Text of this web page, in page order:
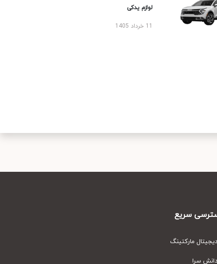
لوازم یدکی
سریع
مارکتینگ
سرا